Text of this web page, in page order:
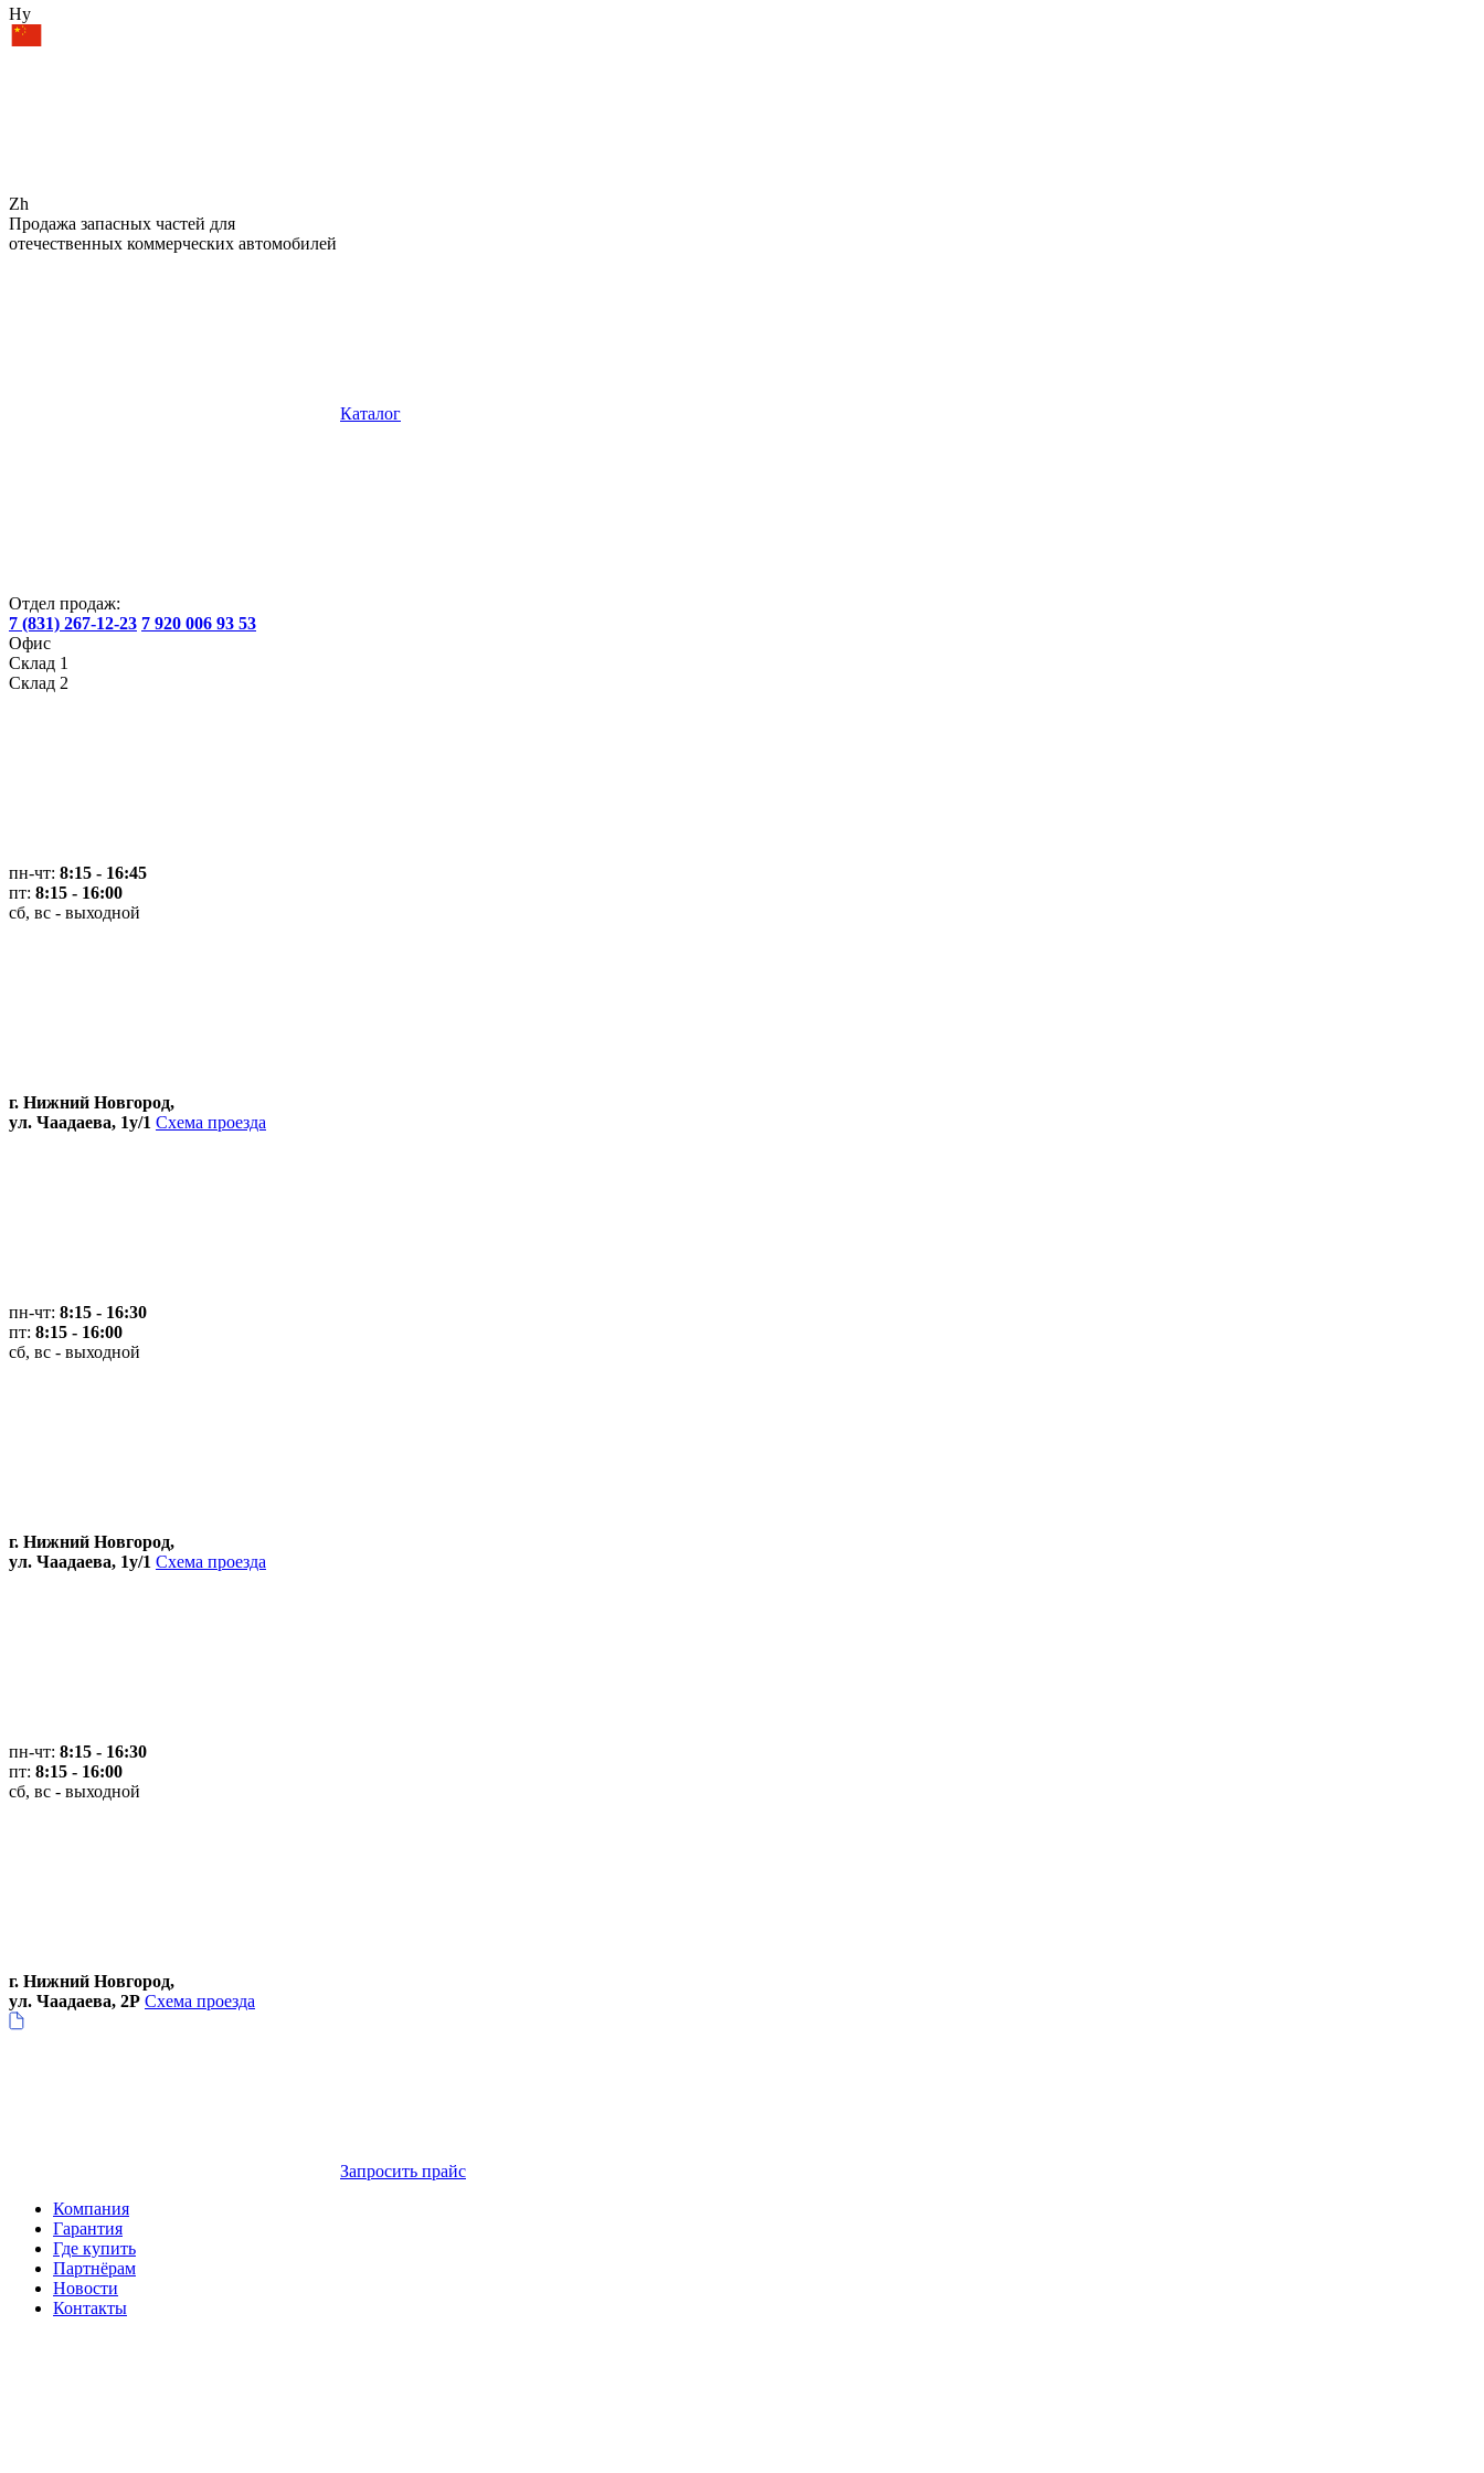
Hy
Zh
Продажа запасных частей для
отечественных коммерческих автомобилей
Каталог
Отдел продаж:
7 (831) 267-12-23 7 920 006 93 53
Офис
Склад 1
Склад 2
пн-чт: 8:15 - 16:45
пт: 8:15 - 16:00
сб, вс - выходной
г. Нижний Новгород,
ул. Чаадаева, 1у/1 Схема проезда
пн-чт: 8:15 - 16:30
пт: 8:15 - 16:00
сб, вс - выходной
г. Нижний Новгород,
ул. Чаадаева, 1у/1 Схема проезда
пн-чт: 8:15 - 16:30
пт: 8:15 - 16:00
сб, вс - выходной
г. Нижний Новгород,
ул. Чаадаева, 2Р Схема проезда
Запросить прайс
Компания
Гарантия
Где купить
Партнёрам
Новости
Контакты